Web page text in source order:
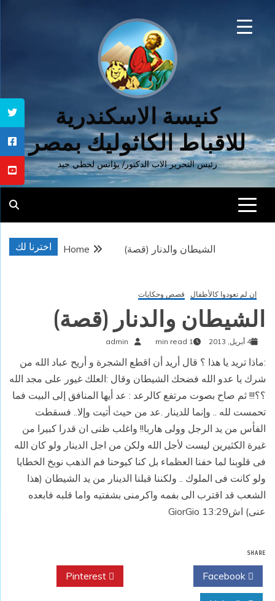
كنيسة الاسكندرية
للاقباط الكاثوليك بمصر
رئيس التحرير الاب الدكتور/ يؤانس لحظي جيد
اخترنا لك Home الشيطان والدنار (قصة)
إن لم تعودوا كالأطفال قصص وحكايات
الشيطان والدنار (قصة)
4 أبريل, 2013 1 min read
admin
:ماذا تريد يا هذا ؟ قال أريد أن اقطع الشجرة و أريح عباد الله من
شرك يا عدو الله فضحك الشيطان وقال :العلك غيور على مجد الله
؟؟!!! ثم صاح بصوت مرتفع كالرعد : عد أيها المنافق إلى البيت فما
تحمست لله .. وإنما للدينار .عد من حيث أتيت وإلا.. فسقطت
الفأس من يد الرجل وولى هاربا!! واغلب ظنى ان قدرا كبيرا من
غيرة الكثيرين ليست لأجل الله ولكن من اجل الدينار ولو كان الله
فى قلوبنا لما خفنا العظماء بل كنا كيوحنا فم الذهب نوبخ الخطايا
ولو كانت فى الملوك .. ولكننا قبلنا الدينار من يد الشيطان (هذا
الشعب قد اقترب الى بفمه واكرمنى بشفتيه واما قلبه فابعده
عنى) اش13:29 GiorGio
SHARE